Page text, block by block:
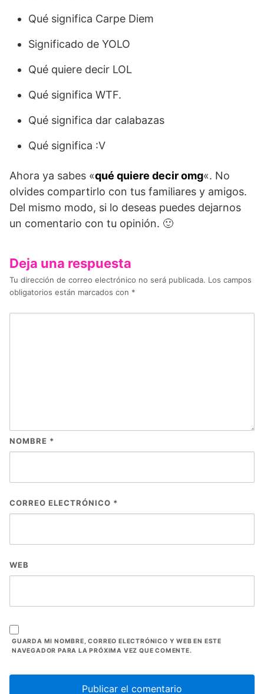
Qué significa Carpe Diem
Significado de YOLO
Qué quiere decir LOL
Qué significa WTF.
Qué significa dar calabazas
Qué significa :V
Ahora ya sabes «qué quiere decir omg«. No
olvides compartirlo con tus familiares y amigos.
Del mismo modo, si lo deseas puedes dejarnos
un comentario con tu opinión. 🙂
Deja una respuesta
Tu dirección de correo electrónico no será publicada. Los campos
obligatorios están marcados con *
NOMBRE *
CORREO ELECTRÓNICO *
WEB
GUARDA MI NOMBRE, CORREO ELECTRÓNICO Y WEB EN ESTE
NAVEGADOR PARA LA PRÓXIMA VEZ QUE COMENTE.